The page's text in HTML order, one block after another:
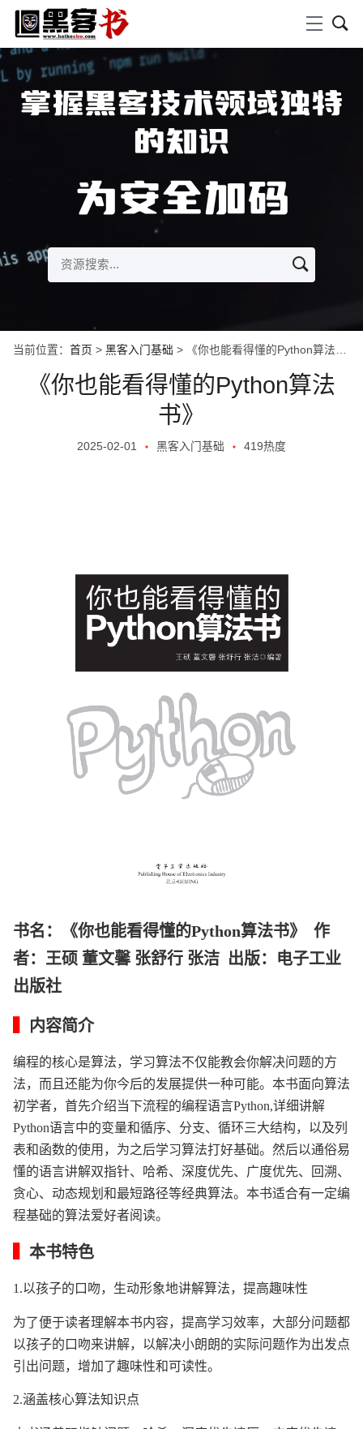
掌握黑客技术领域独特
的知识
为安全加码
当前位置： 首页 > 黑客入门基础 > 《你也能看得懂的Python算法书》
《你也能看得懂的Python算法
书》
2025-02-01 黑客入门基础 419热度
书名：《你也能看得懂的Python算法书》 作
者： 王硕 董文馨 张舒行 张洁 出版：电子工业
出版社
内容简介
编程的核心是算法，学习算法不仅能教会你解决问题的方
法，而且还能为你今后的发展提供一种可能。本书面向算法
初学者，首先介绍当下流程的编程语言Python,详细讲解
Python语言中的变量和循序、分支、循环三大结构，以及列
表和函数的使用，为之后学习算法打好基础。然后以通俗易
懂的语言讲解双指针、哈希、深度优先、广度优先、回溯、
贪心、动态规划和最短路径等经典算法。本书适合有一定编
程基础的算法爱好者阅读。
本书特色
1.以孩子的口吻，生动形象地讲解算法，提高趣味性
为了便于读者理解本书内容，提高学习效率，大部分问题都
以孩子的口吻来讲解，以解决小朗朗的实际问题作为出发点
引出问题，增加了趣味性和可读性。
2.涵盖核心算法知识点